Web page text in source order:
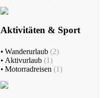
Aktivitäten & Sport
• Wanderurlaub (2)
• Aktivurlaub (1)
• Motorradreisen (1)